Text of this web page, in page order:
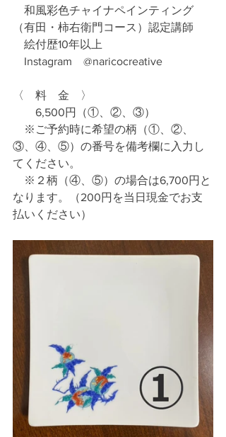
和風彩色チャイナペインティング
（有田・柿右衛門コース）認定講師
絵付歴10年以上
Instagram　@naricocreative
〈　料　金　〉
6,500円（①、②、③）
※ご予約時に希望の柄（①、②、
③、④、⑤）の番号を備考欄に入力し
てください。
※２柄（④、⑤）の場合は6,700円と
なります。（200円を当日現金でお支
払いください）